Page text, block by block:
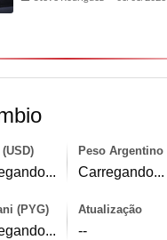
Peso Argentino
Carregando...
(PYG) Atualização
--